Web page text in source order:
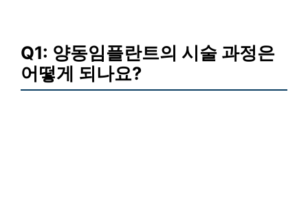
Q1: 양동임플란트의 시술 과정은
어떻게 되나요?